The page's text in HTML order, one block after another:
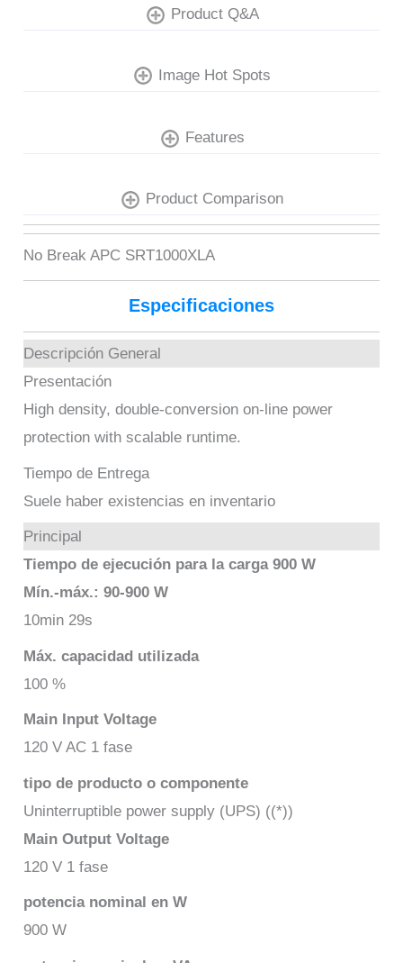
Product Q&A
Image Hot Spots
Features
Product Comparison
No Break APC SRT1000XLA
Especificaciones
Descripción General
Presentación
High density, double-conversion on-line power
protection with scalable runtime.
Tiempo de Entrega
Suele haber existencias en inventario
Principal
Tiempo de ejecución para la carga 900 W
Mín.-máx.: 90-900 W
10min 29s
Máx. capacidad utilizada
100 %
Main Input Voltage
120 V AC 1 fase
tipo de producto o componente
Uninterruptible power supply (UPS) ((*))
Main Output Voltage
120 V 1 fase
potencia nominal en W
900 W